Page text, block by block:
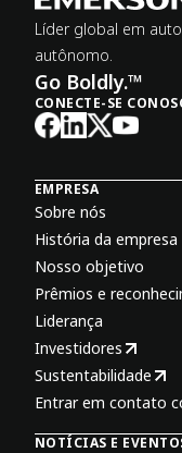
Líder global em
autônomo.
Go Boldly.™
CONECTE-SE
EMPRESA
Sobre nós
História da empresa
Nosso objetivo
Prêmios e
Liderança
Investidores
Sustentabilidade
Entrar em contato
NOTÍCIAS E